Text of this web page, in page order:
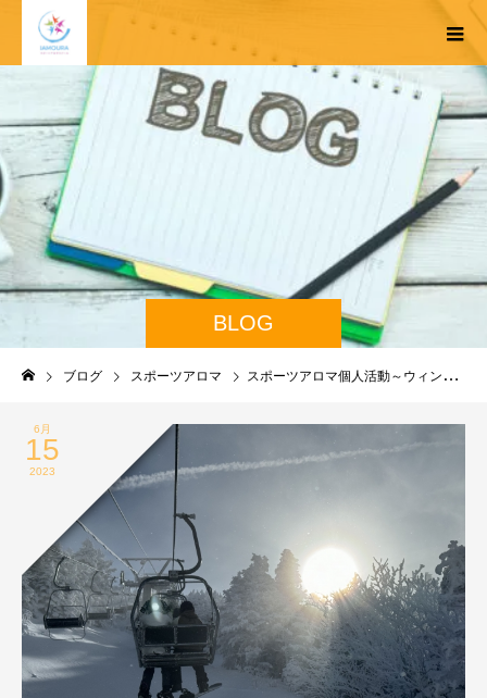
BLOG
ブログ スポーツアロマ スポーツアロマ個人活動～ウィンタースポーツ～
6月
15
2023